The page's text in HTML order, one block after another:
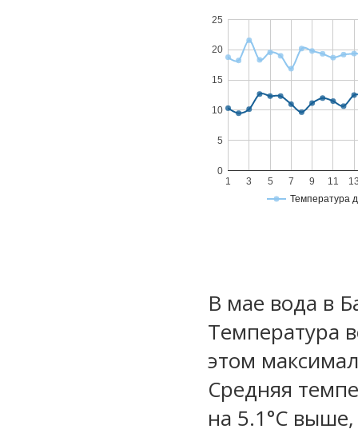
Температура
1 3 5 7 9 11
0
5
10
15
20
25
В мае вода в
Температура
этом
Средняя
на 5.1°C